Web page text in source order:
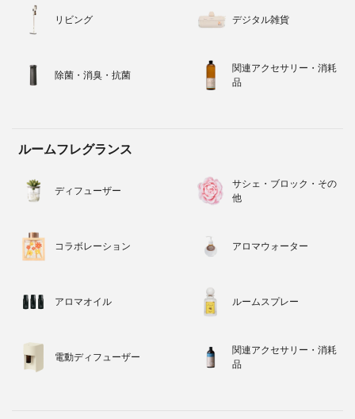
リビング デジタル雑貨
除菌・消臭・抗菌
関連アクセサリー・消耗
品
ルームフレグランス
ディフューザー
サシェ・ブロック・その
他
コラボレーション アロマウォーター
アロマオイル ルームスプレー
電動ディフューザー
関連アクセサリー・消耗
品